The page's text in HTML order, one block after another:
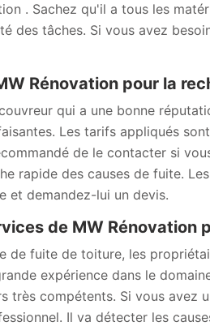
. Sachez qu'il a tous les
des tâches. Si vous avez
Rénovation pour la
qui a une bonne
Les tarifs appliqués
de le contacter si
rapide des causes de fuite.
et demandez-lui un devis.
de MW Rénovation
de fuite de toiture, les
expérience dans le
très compétents. Si vous
Il va détecter les